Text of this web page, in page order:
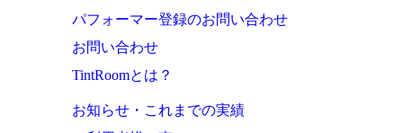
パフォーマー登録のお問い合わせ
お問い合わせ
TintRoomとは？
お知らせ・これまでの実績